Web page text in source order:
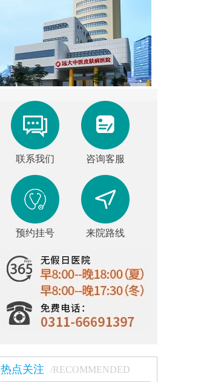
联系我们 咨询客服
预约挂号 来院路线
热点关注 /RECOMMENDED